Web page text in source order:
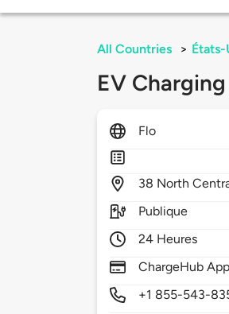
All Countries > États-
EV
Flo
38 North
Publique
24 Heures
ChargeHub
+1 855-543-